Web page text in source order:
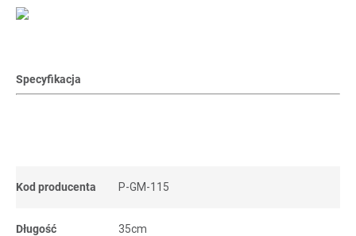
Specyfikacja
Kod producenta P-GM-115
Długość 35cm